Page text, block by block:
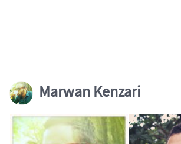
Marwan Kenzari